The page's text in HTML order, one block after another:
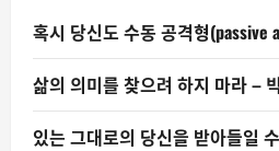
혹시 당신도 수동 공격형(passive
삶의 의미를 찾으려 하지 마라 –
있는 그대로의 당신을 받아들일